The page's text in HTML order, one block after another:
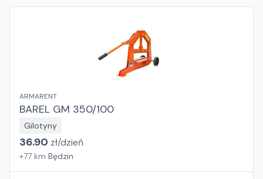
ARMARENT
BAREL GM 350/100
Gilotyny
36.90 zł/dzień
+77 km Będzin